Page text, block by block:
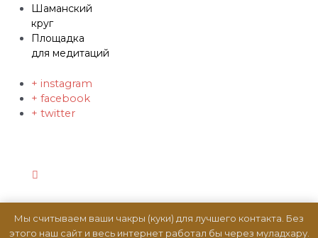
Шаманский
круг
Площадка
для медитаций
+ instagram
+ facebook
+ twitter
Мы считываем ваши чакры (куки) для лучшего контакта. Без
этого наш сайт и весь интернет работал бы через муладхару.